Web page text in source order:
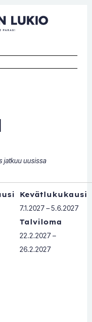
jatkuu uusissa
Kevätlukukausi
7.1.2027 – 5.6.2027
Talviloma
22.2.2027 –
26.2.2027